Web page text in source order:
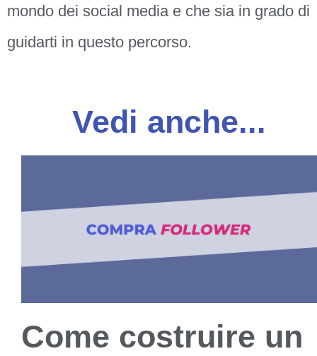
mondo dei social media e che sia in grado di
guidarti in questo percorso.
Vedi anche...
Come costruire un